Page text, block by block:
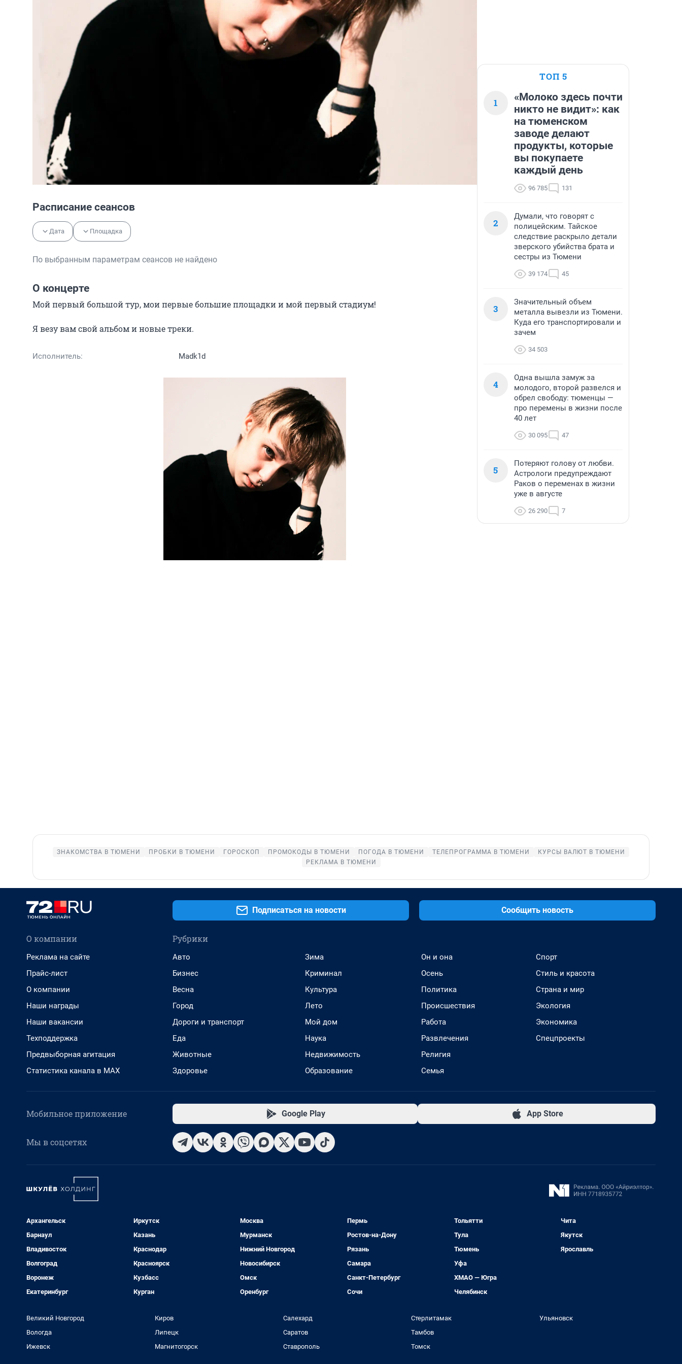
Расписание сеансов
Дата Площадка
По выбранным параметрам сеансов не найдено
О концерте
Мой первый большой тур, мои первые большие площадки и мой первый стадиум!
Я везу вам свой альбом и новые треки.
Исполнитель: Madk1d
ТОП 5
1
«Молоко здесь почти
никто не видит»: как
на тюменском
заводе делают
продукты, которые
вы покупаете
каждый день
96 785 131
2
Думали, что говорят с
полицейским. Тайское
следствие раскрыло детали
зверского убийства брата и
сестры из Тюмени
39 174 45
3
Значительный объем
металла вывезли из Тюмени.
Куда его транспортировали и
зачем
34 503
4
Одна вышла замуж за
молодого, второй развелся и
обрел свободу: тюменцы —
про перемены в жизни после
40 лет
30 095 47
5
Потеряют голову от любви.
Астрологи предупреждают
Раков о переменах в жизни
уже в августе
26 290 7
ЗНАКОМСТВА В ТЮМЕНИ ПРОБКИ В ТЮМЕНИ ГОРОСКОП ПРОМОКОДЫ В ТЮМЕНИ ПОГОДА В ТЮМЕНИ ТЕЛЕПРОГРАММА В ТЮМЕНИ
КУРСЫ ВАЛЮТ В ТЮМЕНИ
РЕКЛАМА В ТЮМЕНИ
Подписаться на новости Сообщить новость
О компании
Реклама на сайте
Прайс-лист
О компании
Наши награды
Наши вакансии
Техподдержка
Предвыборная агитация
Статистика канала в MAX
Рубрики
Авто
Бизнес
Весна
Город
Дороги и транспорт
Еда
Животные
Здоровье
Зима
Криминал
Культура
Лето
Мой дом
Наука
Недвижимость
Образование
Он и она
Осень
Политика
Происшествия
Работа
Развлечения
Религия
Семья
Спорт
Стиль и красота
Страна и мир
Экология
Экономика
Спецпроекты
Мобильное приложение Google Play App Store
Мы в соцсетях
Архангельск
Барнаул
Владивосток
Волгоград
Воронеж
Екатеринбург
Иркутск
Казань
Краснодар
Красноярск
Кузбасс
Курган
Москва
Мурманск
Нижний Новгород
Новосибирск
Омск
Оренбург
Пермь
Ростов-на-Дону
Рязань
Самара
Санкт-Петербург
Сочи
Тольятти
Тула
Тюмень
Уфа
ХМАО — Югра
Челябинск
Чита
Якутск
Ярославль
Великий Новгород
Вологда
Ижевск
Киров
Липецк
Магнитогорск
Салехард
Саратов
Ставрополь
Стерлитамак
Тамбов
Томск
Ульяновск